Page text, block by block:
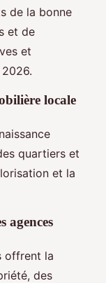
de la bonne
et de
et
locale
quartiers et
et la
agences
offrent la
des